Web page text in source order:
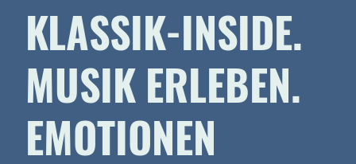
KLASSIK-INSIDE.
MUSIK ERLEBEN.
EMOTIONEN